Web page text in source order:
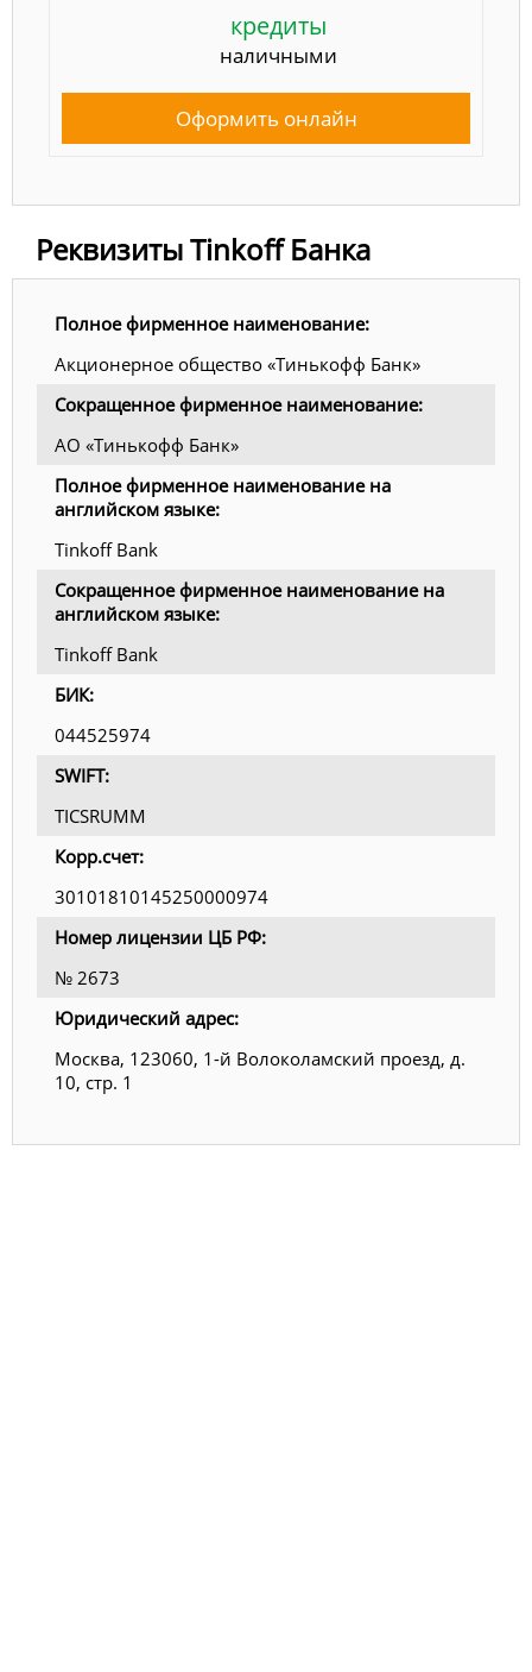
кредиты
наличными
Оформить онлайн
Реквизиты Tinkoff Банка
Полное фирменное наименование:
Акционерное общество «Тинькофф Банк»
Сокращенное фирменное наименование:
АО «Тинькофф Банк»
Полное фирменное наименование на
английском языке:
Tinkoff Bank
Сокращенное фирменное наименование на
английском языке:
Tinkoff Bank
БИК:
044525974
SWIFT:
TICSRUMM
Корр.счет:
30101810145250000974
Номер лицензии ЦБ РФ:
№ 2673
Юридический адрес:
Москва, 123060, 1-й Волоколамский проезд, д.
10, стр. 1